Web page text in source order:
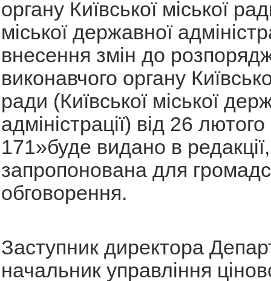
органу Київської міської
міської державної
внесення змін до
виконавчого органу
ради (Київської міської
адміністрації) від 26
171»буде видано в
запропонована для
обговорення.
Заступник директора
начальник управління